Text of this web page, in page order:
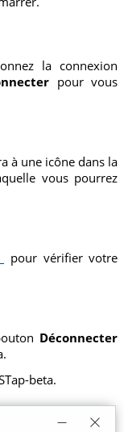
la connexion
pour vous
à une icône dans la
vous pourrez
pour vérifier votre
Déconnecter
beta.